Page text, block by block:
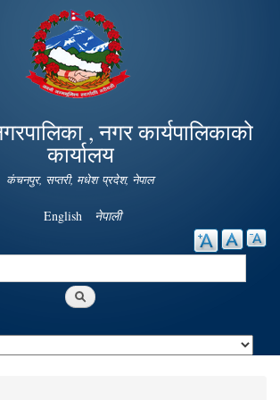
Skip to
main
content
, नगर कार्यपालिकाको
कार्यालय
कंचनपुर, सप्तरी, मधेश प्रदेश, नेपाल
English नेपाली